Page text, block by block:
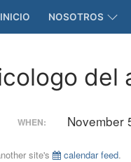
INICIO NOSOTROS
del
WHEN: November
site's calendar feed.